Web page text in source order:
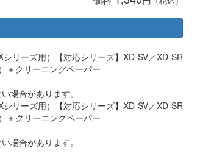
リーズ用）【対応シリーズ】XD-SV／XD-SR
＋クリーニングペーパー
場合があります。
リーズ用）【対応シリーズ】XD-SV／XD-SR
＋クリーニングペーパー
場合があります。